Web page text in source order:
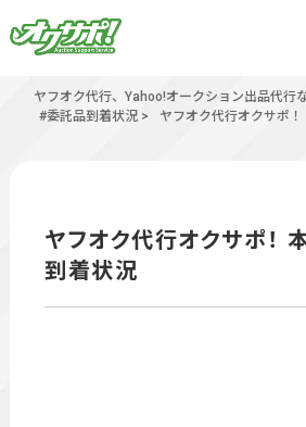
ヤフオク代行、Yahoo!オークション出品代行
#委託品到着状況 > ヤフオク代行オクサポ
ヤフオク代行オクサポ！
到着状況